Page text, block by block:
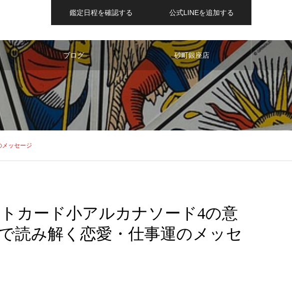
鑑定日程を確認する 公式LINEを追加する
ブログ 砂町銀座店
メッセージ
カード小アルカナソード4の意
読み解く恋愛・仕事運のメッセ